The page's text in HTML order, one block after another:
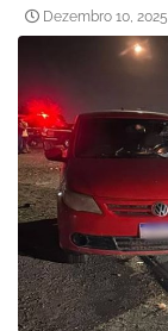
Dezembro 10, 2025